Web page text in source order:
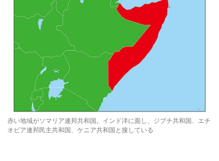
赤い地域がソマリア連邦共和国。インド洋に面し、ジブチ共和国、エチ
オピア連邦民主共和国、ケニア共和国と接している